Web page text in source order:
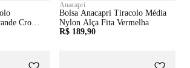
Croco
Anacapri
Bolsa Anacapri Tiracolo Média
Nylon Alça Fita Vermelha
R$ 189,90